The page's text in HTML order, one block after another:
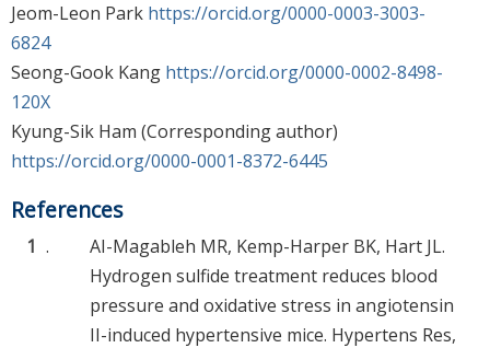
Jeom-Leon Park https://orcid.org/0000-0003-3003-
6824
Seong-Gook Kang https://orcid.org/0000-0002-8498-
120X
Kyung-Sik Ham (Corresponding author)
https://orcid.org/0000-0001-8372-6445
References
1 .
AI-Magableh MR, Kemp-Harper BK, Hart JL.
Hydrogen sulfide treatment reduces blood
pressure and oxidative stress in angiotensin
II-induced hypertensive mice. Hypertens Res,